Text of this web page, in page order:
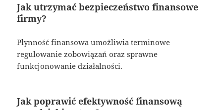
Jak utrzymać bezpieczeństwo finansowe
firmy?
Płynność finansowa umożliwia terminowe
regulowanie zobowiązań oraz sprawne
funkcjonowanie działalności.
Jak poprawić efektywność finansową